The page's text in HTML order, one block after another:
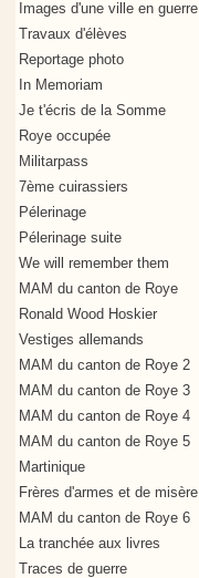
Images d'une ville en guerre
Travaux d'élèves
Reportage photo
In Memoriam
Je t'écris de la Somme
Roye occupée
Militarpass
7ème cuirassiers
Pélerinage
Pélerinage suite
We will remember them
MAM du canton de Roye
Ronald Wood Hoskier
Vestiges allemands
MAM du canton de Roye 2
MAM du canton de Roye 3
MAM du canton de Roye 4
MAM du canton de Roye 5
Martinique
Frères d'armes et de misère
MAM du canton de Roye 6
La tranchée aux livres
Traces de guerre